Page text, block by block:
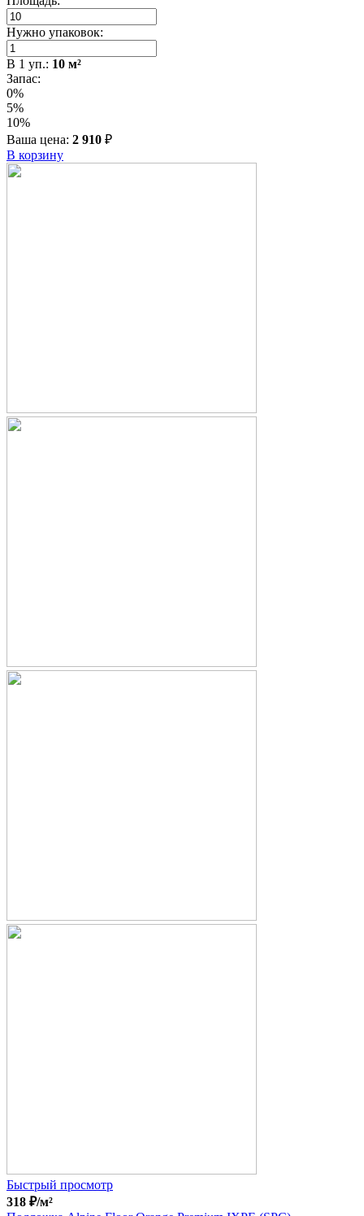
Нужно упаковок:
В 1 уп.: 10 м²
Запас:
0%
5%
10%
Ваша цена: 2 910 ₽
В корзину
Быстрый просмотр
318 ₽/м²